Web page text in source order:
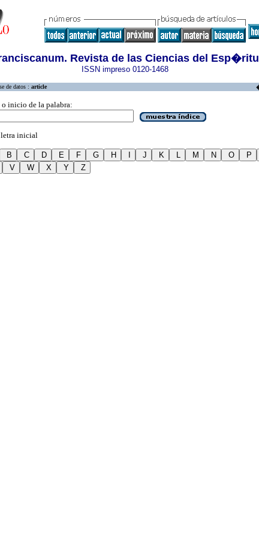
Revista de las Ciencias del Esp�ritu
ISSN impreso 0120-1468
de datos : article
o inicio de la palabra:
letra inicial